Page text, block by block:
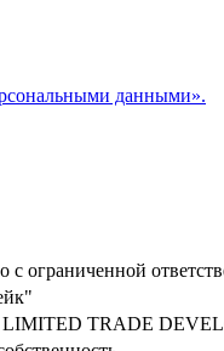
данными».
с ограниченной
TRADE